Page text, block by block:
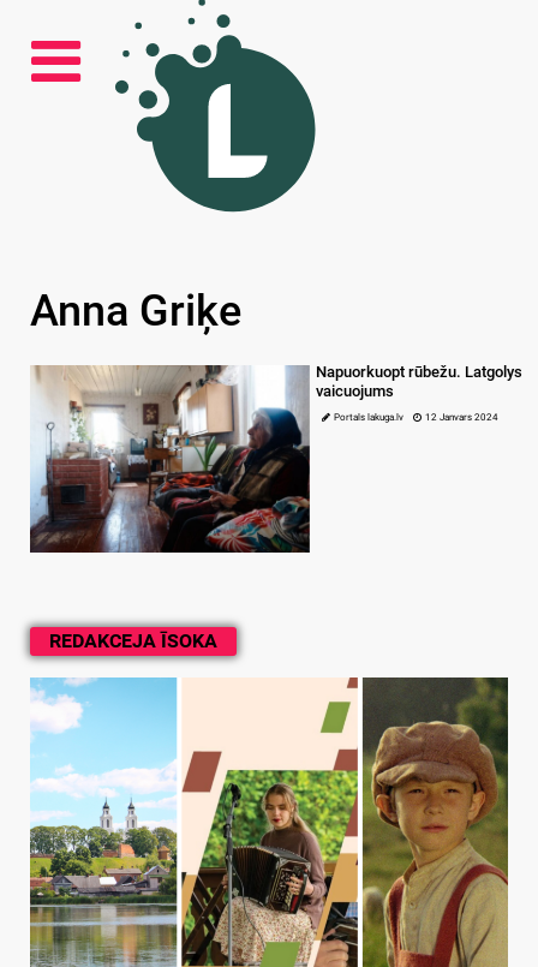
REDAKCEJA ĪSOKA
Anna Griķe
Napuorkuopt rūbežu. Latgolys
vaicuojums
Portals lakuga.lv 12 Janvars 2024